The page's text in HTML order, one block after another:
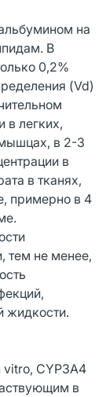
на
В
0,2%
(Vd)
в легких,
в 2-3
в
в тканях,
примерно в 4
тем не менее,
жидкости.
vitro, CYP3A4
в